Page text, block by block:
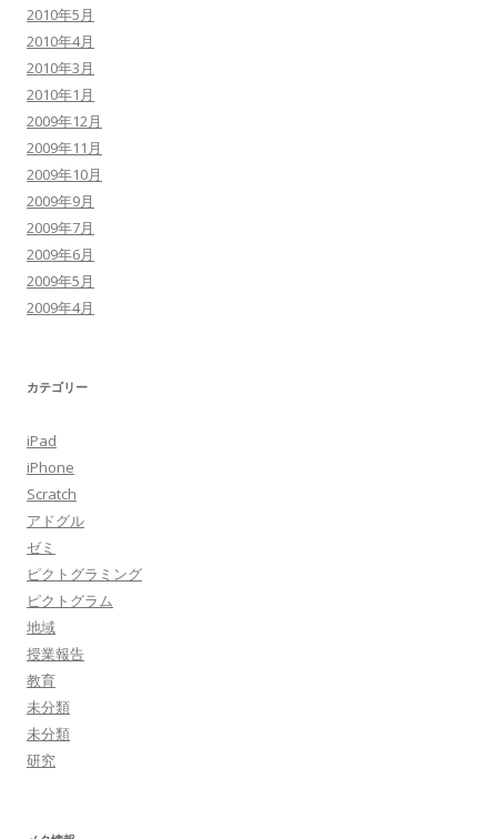
2010年5月
2010年4月
2010年3月
2010年1月
2009年12月
2009年11月
2009年10月
2009年9月
2009年7月
2009年6月
2009年5月
2009年4月
カテゴリー
iPad
iPhone
Scratch
アドグル
ゼミ
ピクトグラミング
ピクトグラム
地域
授業報告
教育
未分類
未分類
研究